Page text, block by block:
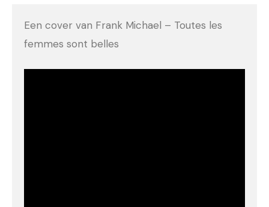
Een cover van Frank Michael – Toutes les
femmes sont belles